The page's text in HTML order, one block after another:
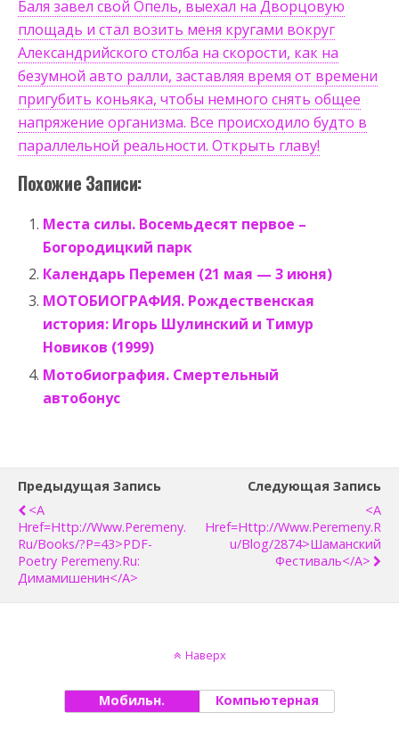
Баля завел свой Опель, выехал на Дворцовую
площадь и стал возить меня кругами вокруг
Александрийского столба на скорости, как на
безумной авто ралли, заставляя время от времени
пригубить коньяка, чтобы немного снять общее
напряжение организма. Все происходило будто в
параллельной реальности. Открыть главу!
Похожие Записи:
Места силы. Восемьдесят первое –
Богородицкий парк
Календарь Перемен (21 мая — 3 июня)
МОТОБИОГРАФИЯ. Рождественская
история: Игорь Шулинский и Тимур
Новиков (1999)
Мотобиография. Смертельный
автобонус
Предыдущая Запись
<a
Href=http://www.peremeny.
Ru/books/?p=43>PDF-
Poetry Peremeny.ru:
Димамишенин</a>
Следующая Запись
<a
Href=http://www.peremeny.r
U/blog/2874>Шаманский
Фестиваль</a>
Наверх
Мобильн. Компьютерная